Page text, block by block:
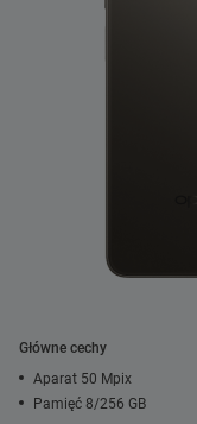
Główne cechy
Aparat 50 Mpix
Pamięć 8/256 GB